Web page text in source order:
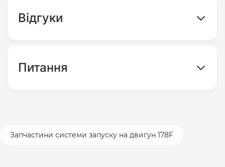
Відгуки
Питання
Запчастини системи запуску на двигун 178F